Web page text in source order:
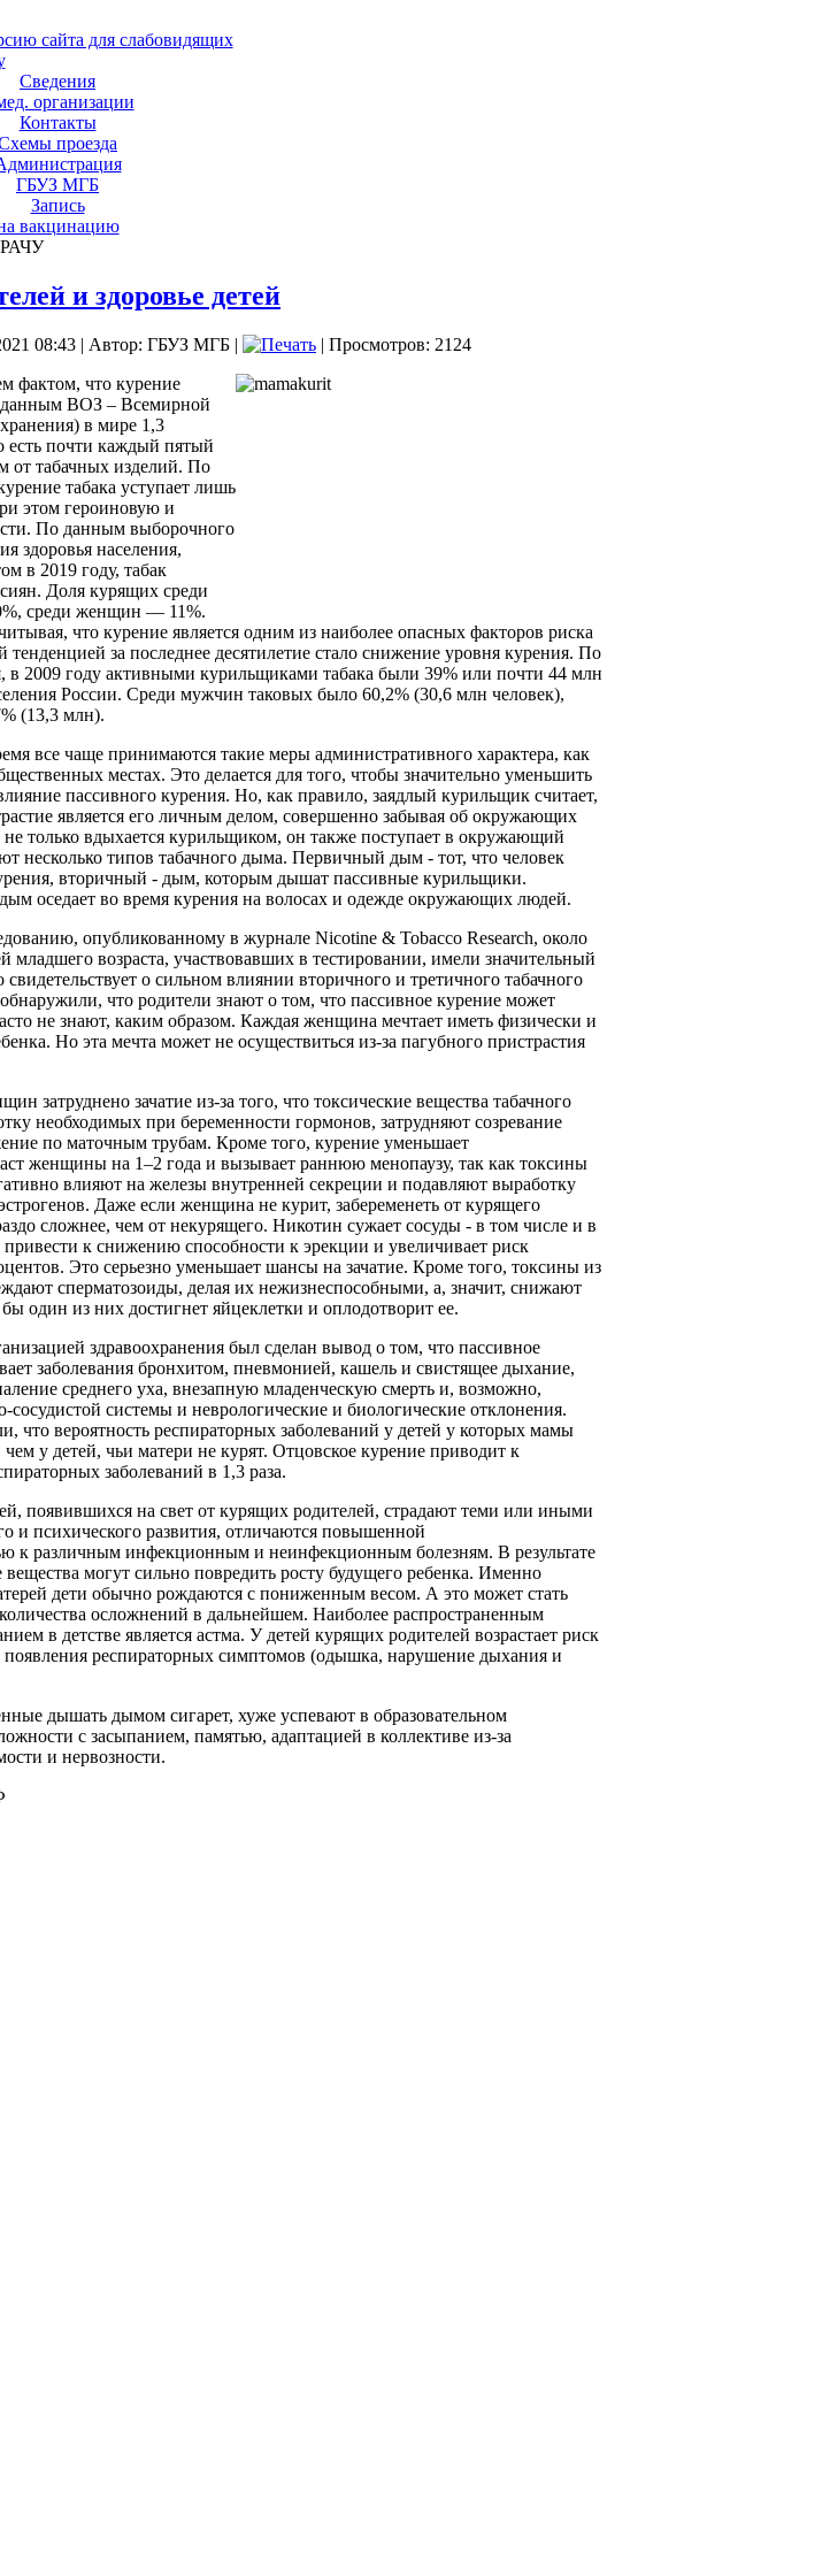
сайта для слабовидящих
Сведения
организации
Контакты
проезда
ГБУЗ МГБ
Запись
вакцинацию
и здоровье детей
08:43 | Автор: ГБУЗ МГБ |
| Просмотров: 2124
фактом, что курение
ВОЗ – Всемирной
в мире 1,3
есть почти каждый пятый
от табачных изделий. По
табака уступает лишь
этом героиновую и
По данным выборочного
здоровья населения,
в 2019 году, табак
Доля курящих среди
среди женщин — 11%.
что курение является одним из наиболее опасных факторов риска
за последнее десятилетие стало снижение уровня курения. По
в 2009 году активными курильщиками табака были 39% или почти 44 млн
России. Среди мужчин таковых было 60,2% (30,6 млн человек),
(13,3 млн).
все чаще принимаются такие меры административного характера, как
местах. Это делается для того, чтобы значительно уменьшить
пассивного курения. Но, как правило, заядлый курильщик считает,
является его личным делом, совершенно забывая об окружающих
только вдыхается курильщиком, он также поступает в окружающий
несколько типов табачного дыма. Первичный дым - тот, что человек
вторичный - дым, которым дышат пассивные курильщики.
оседает во время курения на волосах и одежде окружающих людей.
опубликованному в журнале Nicotine & Tobacco Research, около
младшего возраста, участвовавших в тестировании, имели значительный
свидетельствует о сильном влиянии вторичного и третичного табачного
что родители знают о том, что пассивное курение может
не знают, каким образом. Каждая женщина мечтает иметь физически и
Но эта мечта может не осуществиться из-за пагубного пристрастия
затруднено зачатие из-за того, что токсические вещества табачного
необходимых при беременности гормонов, затрудняют созревание
по маточным трубам. Кроме того, курение уменьшает
женщины на 1–2 года и вызывает раннюю менопаузу, так как токсины
влияют на железы внутренней секреции и подавляют выработку
Даже если женщина не курит, забеременеть от курящего
сложнее, чем от некурящего. Никотин сужает сосуды - в том числе и в
привести к снижению способности к эрекции и увеличивает риск
Это серьезно уменьшает шансы на зачатие. Кроме того, токсины из
сперматозоиды, делая их нежизнеспособными, а, значит, снижают
один из них достигнет яйцеклетки и оплодотворит ее.
здравоохранения был сделан вывод о том, что пассивное
заболевания бронхитом, пневмонией, кашель и свистящее дыхание,
среднего уха, внезапную младенческую смерть и, возможно,
сосудистой системы и неврологические и биологические отклонения.
что вероятность респираторных заболеваний у детей у которых мамы
у детей, чьи матери не курят. Отцовское курение приводит к
заболеваний в 1,3 раза.
появившихся на свет от курящих родителей, страдают теми или иными
и психического развития, отличаются повышенной
к различным инфекционным и неинфекционным болезням. В результате
могут сильно повредить росту будущего ребенка. Именно
дети обычно рождаются с пониженным весом. А это может стать
осложнений в дальнейшем. Наиболее распространенным
в детстве является астма. У детей курящих родителей возрастает риск
появления респираторных симптомов (одышка, нарушение дыхания и
дышать дымом сигарет, хуже успевают в образовательном
с засыпанием, памятью, адаптацией в коллективе из-за
и нервозности.